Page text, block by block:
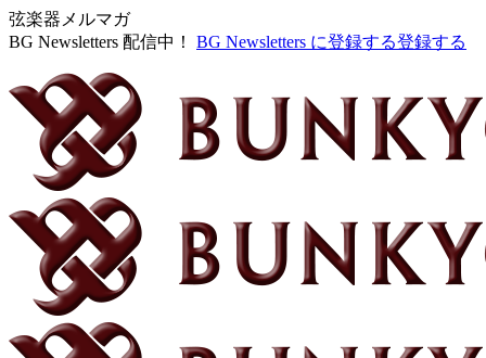
弦楽器メルマガ
BG Newsletters 配信中！
BG Newsletters に登録する登録する